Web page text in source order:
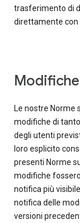
trasferimento di
direttamente con
Modifiche
Le nostre Norme
modifiche di
degli utenti
loro esplicito
presenti Norme
modifiche
notifica più
notifica delle
versioni